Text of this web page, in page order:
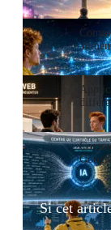
Si cet